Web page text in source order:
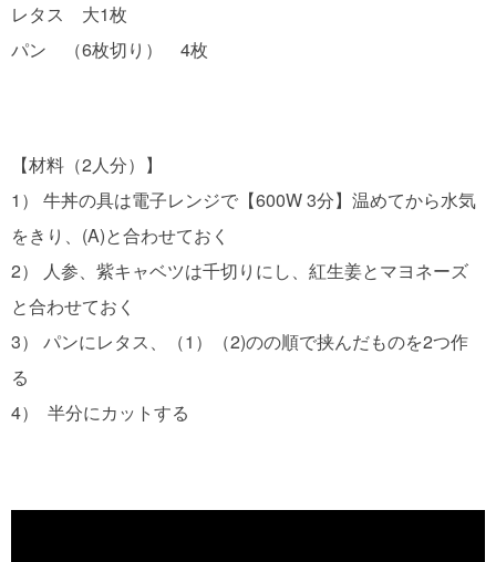
レタス　大1枚
【材料（2人分）】
1） 牛丼の具は電子レンジで【600W 3分】温めてから水気
をきり、(A)と合わせておく
2） 人参、紫キャベツは千切りにし、紅生姜とマヨネーズ
と合わせておく
3） パンにレタス、（1）（2)のの順で挟んだものを2つ作
る